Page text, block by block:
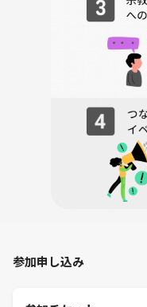
参加申し込み